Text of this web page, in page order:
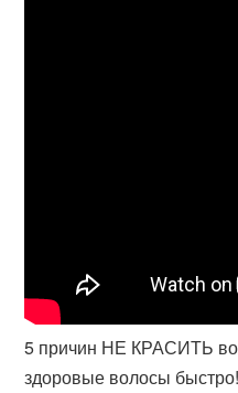
5 причин НЕ КРАСИТЬ
здоровые волосы быстро!